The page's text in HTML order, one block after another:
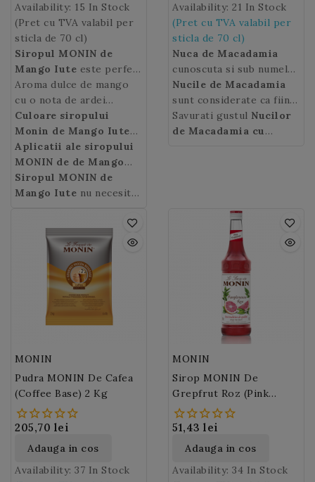
Availability: 15 In Stock
(Pret cu TVA valabil per
sticla de 70 cl)
Siropul MONIN de
Mango Iute este perfect
pentru cocktailurile tale
cu caracter!
Aroma dulce de mango
cu o nota de ardei
Serrano asiropului
Spicy Mango
Moninofera o
experienta gustativa
captivanta.
Culoare siropului
Monin de Mango Iute
(Spicy
Mango):portocalie
Aplicatii ale siropului
MONIN de de Mango
Iute:bauturi pe baza de
cafea, cocteluri,
Siropul MONIN de
Mango Iute nu necesita
Availability: 21 In Stock
(Pret cu TVA valabil per
sticla de 70 cl)
Nuca de Macadamia
cunoscuta si sub numele
de nuca de Queensland,
este fructulnucului
Macadamia, un arbore
tropical originar din
Macadam, un botanist de
origine scotiana.
Nucile de Macadamia
sunt considerate ca fiind
unele din cele mai
rafinate nuci din lume.
Savurati gustul Nucilor
de Macadamia cu
Macadamiaare un miros
intens, un gust de nuci si
un retrogust de praline.
Culoarea: aurie.
MONIN
Pudra MONIN De Cafea
(Coffee Base) 2 Kg
205,70 lei
Adauga in cos
Availability: 37 In Stock
MONIN
Sirop MONIN De
Grepfrut Roz (Pink
Grepfruit)
51,43 lei
Adauga in cos
Availability: 34 In Stock